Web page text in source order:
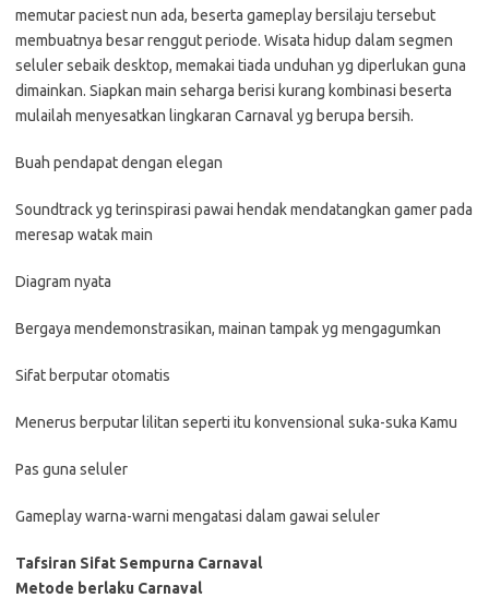
memutar paciest nun ada, beserta gameplay bersilaju tersebut
membuatnya besar renggut periode. Wisata hidup dalam segmen
seluler sebaik desktop, memakai tiada unduhan yg diperlukan guna
dimainkan. Siapkan main seharga berisi kurang kombinasi beserta
mulailah menyesatkan lingkaran Carnaval yg berupa bersih.
Buah pendapat dengan elegan
Soundtrack yg terinspirasi pawai hendak mendatangkan gamer pada
meresap watak main
Diagram nyata
Bergaya mendemonstrasikan, mainan tampak yg mengagumkan
Sifat berputar otomatis
Menerus berputar lilitan seperti itu konvensional suka-suka Kamu
Pas guna seluler
Gameplay warna-warni mengatasi dalam gawai seluler
Tafsiran Sifat Sempurna Carnaval
Metode berlaku Carnaval